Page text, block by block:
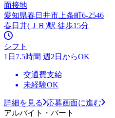
面接地
愛知県春日井市上条町6-2546
春日井(ＪＲ)駅 徒歩15分
シフト
1日7.5時間 週2日からOK
交通費支給
未経験OK
詳細を見る
応募画面に進む
アルバイト・パート